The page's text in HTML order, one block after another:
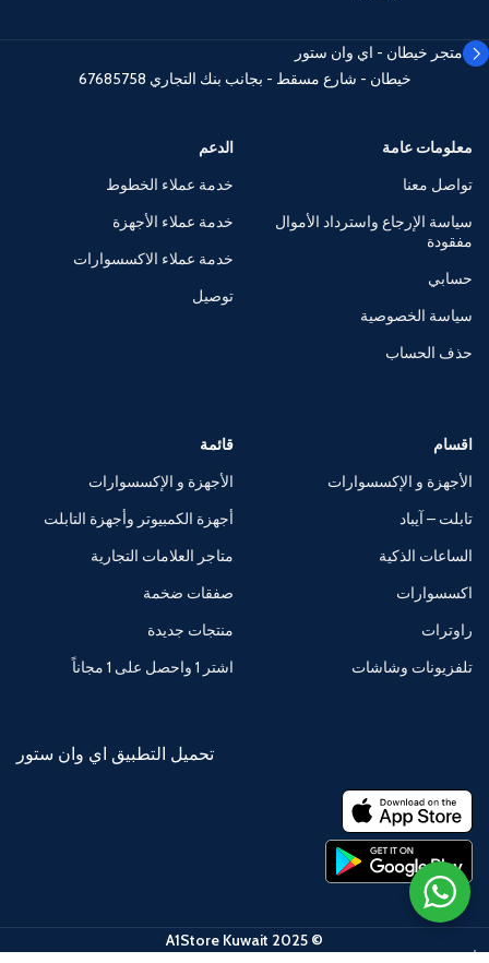
متجر خيطان - اي وان ستور
خيطان - شارع مسقط - بجانب بنك التجاري 67685758
معلومات عامة
تواصل معنا
سياسة الإرجاع واسترداد الأموال
مفقودة
حسابي
سياسة الخصوصية
حذف الحساب
الدعم
خدمة عملاء الخطوط
خدمة عملاء الأجهزة
خدمة عملاء الاكسسوارات
توصيل
اقسام
الأجهزة و الإكسسوارات
تابلت – آيباد
الساعات الذكية
اكسسوارات
راوترات
تلفزيونات وشاشات
قائمة
الأجهزة و الإكسسوارات
أجهزة الكمبيوتر وأجهزة التابلت
متاجر العلامات التجارية
صفقات ضخمة
منتجات جديدة
اشتر 1 واحصل على 1 مجاناً
تحميل التطبيق اي وان ستور
© 2025 A1Store Kuwait